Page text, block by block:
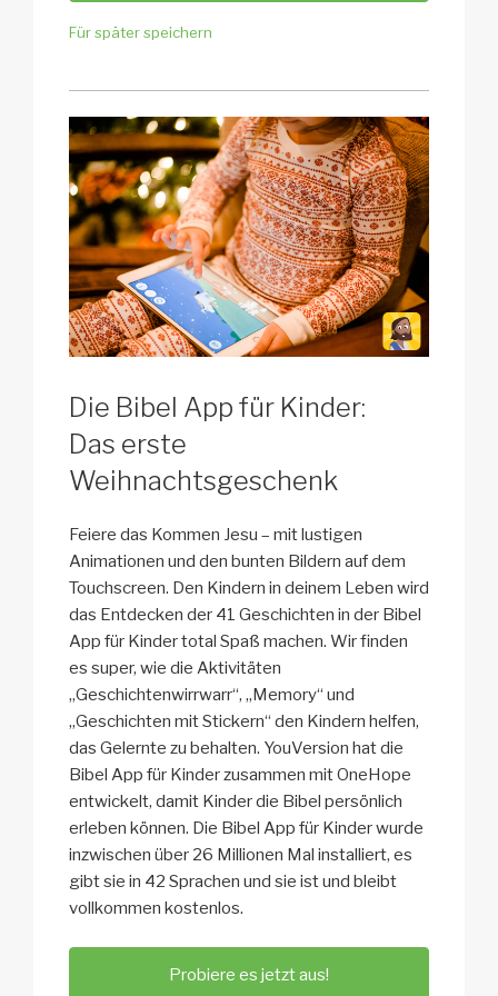
Für später speichern
Die Bibel App für Kinder:
Das erste
Weihnachtsgeschenk
Feiere das Kommen Jesu – mit lustigen
Animationen und den bunten Bildern auf dem
Touchscreen. Den Kindern in deinem Leben wird
das Entdecken der 41 Geschichten in der Bibel
App für Kinder total Spaß machen. Wir finden
es super, wie die Aktivitäten
„Geschichtenwirrwarr“, „Memory“ und
„Geschichten mit Stickern“ den Kindern helfen,
das Gelernte zu behalten. YouVersion hat die
Bibel App für Kinder zusammen mit OneHope
entwickelt, damit Kinder die Bibel persönlich
erleben können. Die Bibel App für Kinder wurde
inzwischen über 26 Millionen Mal installiert, es
gibt sie in 42 Sprachen und sie ist und bleibt
vollkommen kostenlos.
Probiere es jetzt aus!